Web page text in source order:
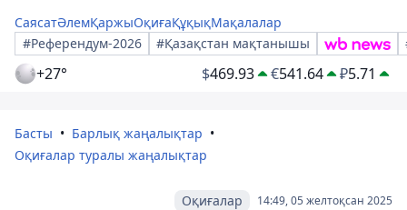
СаясатӘлемҚаржыОқиғаҚұқықМақалалар
#Референдум-2026
#Қазақстан мақтанышы
+27° $469.93 €541.64 ₽5.71
Басты
Барлық жаңалықтар
Оқиғалар туралы жаңалықтар
14:49, 05 желтоқсан 2025
Оқиғалар